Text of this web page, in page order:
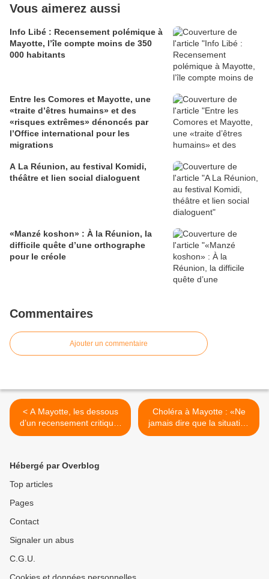
Vous aimerez aussi
Info Libé : Recensement polémique à
Mayotte, l’île compte moins de 350
000 habitants
Entre les Comores et Mayotte, une
«traite d’êtres humains» et des
«risques extrêmes» dénoncés par
l’Office international pour les
migrations
A La Réunion, au festival Komidi,
théâtre et lien social dialoguent
«Manzé koshon» : À la Réunion, la
difficile quête d’une orthographe
pour le créole
Commentaires
Ajouter un commentaire
< A Mayotte, les dessous
d’un recensement critiqué:
«Si les migrants ont peur de
Choléra à Mayotte : «Ne
jamais dire que la situation
est sous contrôle» >
Hébergé par Overblog
Top articles
Pages
Contact
Signaler un abus
C.G.U.